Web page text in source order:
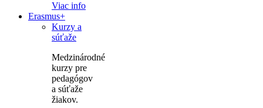
Viac info
Erasmus+
Kurzy a
súťaže
Medzinárodné
kurzy pre
pedagógov
a súťaže
žiakov.